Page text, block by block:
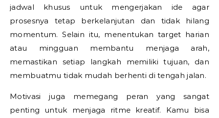
jadwal khusus untuk mengerjakan ide agar
prosesnya tetap berkelanjutan dan tidak hilang
momentum. Selain itu, menentukan target harian
atau mingguan membantu menjaga arah,
memastikan setiap langkah memiliki tujuan, dan
membuatmu tidak mudah berhenti di tengah jalan.
Motivasi juga memegang peran yang sangat
penting untuk menjaga ritme kreatif. Kamu bisa